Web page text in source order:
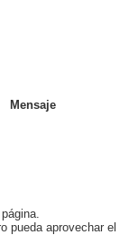
Mensaje
pueda aprovechar el